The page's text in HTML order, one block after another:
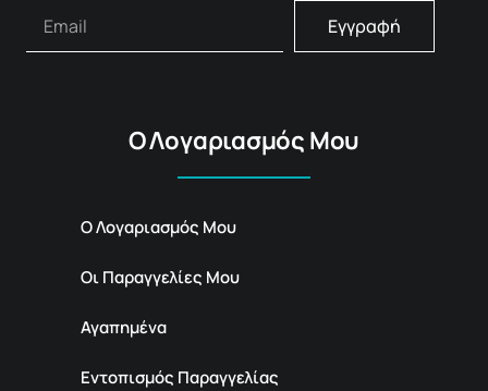
Εγγραφή
Ο Λογαριασμός Μου
Ο Λογαριασμός Μου
Οι Παραγγελίες Μου
Αγαπημένα
Εντοπισμός Παραγγελίας